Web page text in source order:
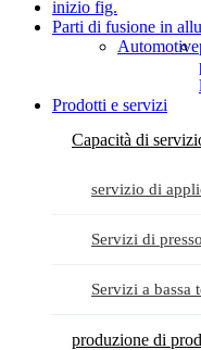
inizio fig.
Parti di fusione in
Automotive
Prodotti e servizi
Capacità di
servizio di
Servizi di
Servizi a bassa
produzione di